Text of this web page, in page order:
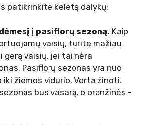
patikrinkite keletą dalykų:
į pasiflorų sezoną. Kaip
vaisių, turite mažiau
gerą vaisių, jei tai nėra
Pasiflorų sezonas yra nuo
iki žiemos vidurio. Verta žinoti,
bus vasarą, o oranžinės –